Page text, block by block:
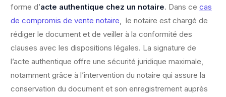
forme d’acte authentique chez un notaire. Dans ce cas
de compromis de vente notaire, le notaire est chargé de
rédiger le document et de veiller à la conformité des
clauses avec les dispositions légales. La signature de
l’acte authentique offre une sécurité juridique maximale,
notamment grâce à l’intervention du notaire qui assure la
conservation du document et son enregistrement auprès